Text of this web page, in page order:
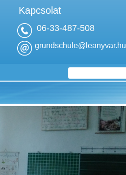
06-33-487-508
grundschule@leanyvar.hu
Kapcsolat